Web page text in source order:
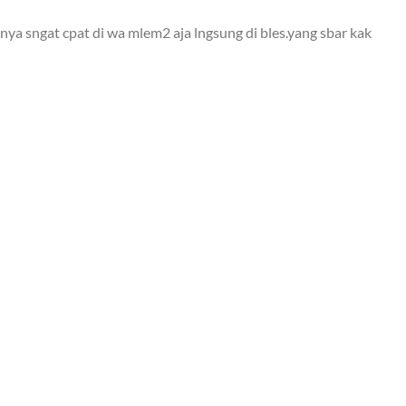
sngat cpat di wa mlem2 aja lngsung di bles.yang sbar kak